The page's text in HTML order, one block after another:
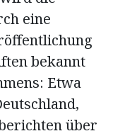
eine
bekannt
Etwa
über